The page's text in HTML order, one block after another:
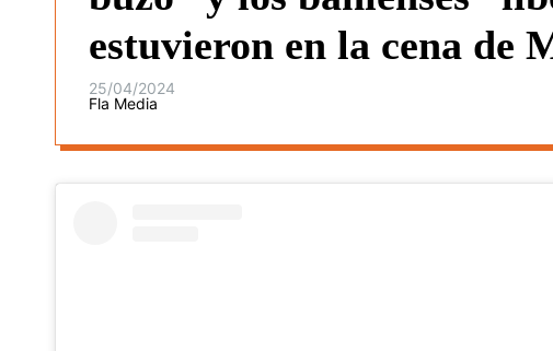
estuvieron en la cena de
25/04/2024
Fla Media